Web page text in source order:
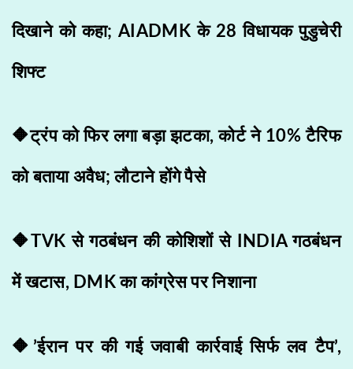
दिखाने को कहा; AIADMK के 28 विधायक पुडुचेरी
शिफ्ट
🔶ट्रंप को फिर लगा बड़ा झटका, कोर्ट ने 10% टैरिफ
को बताया अवैध; लौटाने होंगे पैसे
🔶TVK से गठबंधन की कोशिशों से INDIA गठबंधन
में खटास, DMK का कांग्रेस पर निशाना
🔶​​’ईरान पर की गई जवाबी कार्रवाई सिर्फ लव टैप’,